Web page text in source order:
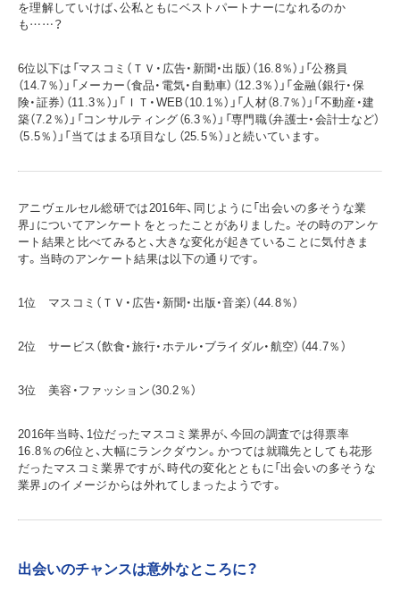
を理解していけば、公私ともにベストパートナーになれるのか
も……？
6位以下は「マスコミ（ＴＶ・広告・新聞・出版）（16.8％）」「公務員
（14.7％）」「メーカー（食品・電気・自動車）（12.3％）」「金融（銀行・保
険・証券）（11.3％）」「ＩＴ・WEB（10.1％）」「人材（8.7％）」「不動産・建
築（7.2％）」「コンサルティング（6.3％）」「専門職（弁護士・会計士など）
（5.5％）」「当てはまる項目なし（25.5％）」と続いています。
アニヴェルセル総研では2016年、同じように「出会いの多そうな業
界」についてアンケートをとったことがありました。その時のアンケ
ート結果と比べてみると、大きな変化が起きていることに気付きま
す。当時のアンケート結果は以下の通りです。
1位 マスコミ（ＴＶ・広告・新聞・出版・音楽）（44.8％）
2位 サービス（飲食・旅行・ホテル・ブライダル・航空）（44.7％）
3位 美容・ファッション（30.2％）
2016年当時、1位だったマスコミ業界が、今回の調査では得票率
16.8％の6位と、大幅にランクダウン。かつては就職先としても花形
だったマスコミ業界ですが、時代の変化とともに「出会いの多そうな
業界」のイメージからは外れてしまったようです。
出会いのチャンスは意外なところに？